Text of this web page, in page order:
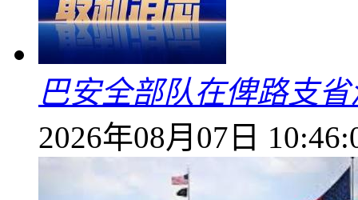
巴安全部队在俾路支
2026年08月07日